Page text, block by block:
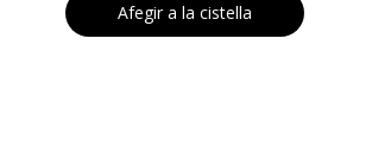
Afegir a la cistella